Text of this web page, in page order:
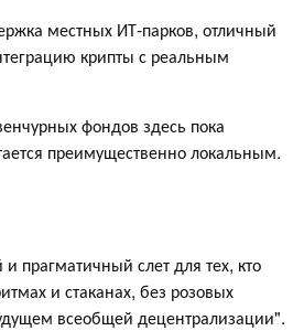
местных ИТ-парков, отличный
крипты с реальным
фондов здесь пока
преимущественно локальным.
прагматичный слет для тех, кто
и стаканах, без розовых
всеобщей децентрализации".